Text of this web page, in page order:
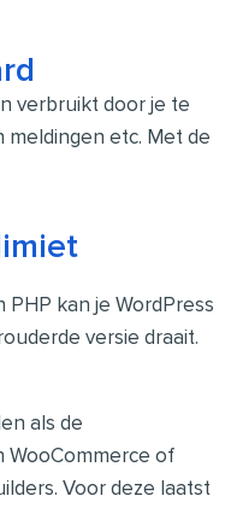
verbruikt door je te
etc. Met de
PHP kan je WordPress
versie draait.
als de
WooCommerce of
Voor deze laatst